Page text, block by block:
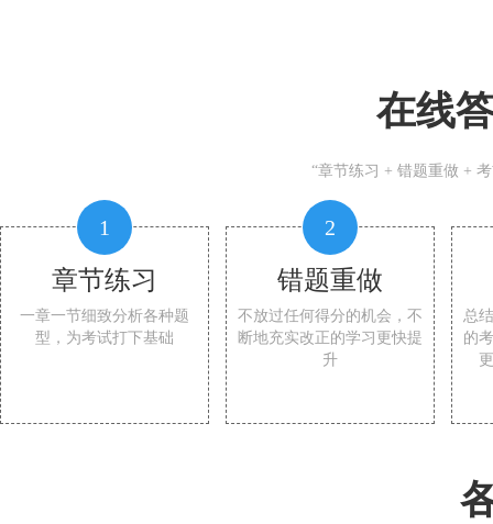
在线
“章节练习 + 错题重做 +
1
章节练习
一章一节细致分析各种题
型，为考试打下基础
2
错题重做
不放过任何得分的机会，不
断地充实改正的学习更快提
升
总
的